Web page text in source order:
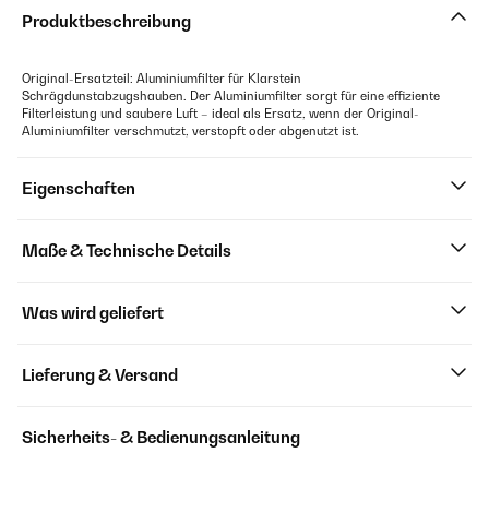
Produktbeschreibung
Original-Ersatzteil: Aluminiumfilter für Klarstein
Schrägdunstabzugshauben. Der Aluminiumfilter sorgt für eine effiziente
Filterleistung und saubere Luft – ideal als Ersatz, wenn der Original-
Aluminiumfilter verschmutzt, verstopft oder abgenutzt ist.
Eigenschaften
Maße & Technische Details
Was wird geliefert
Lieferung & Versand
Sicherheits- & Bedienungsanleitung